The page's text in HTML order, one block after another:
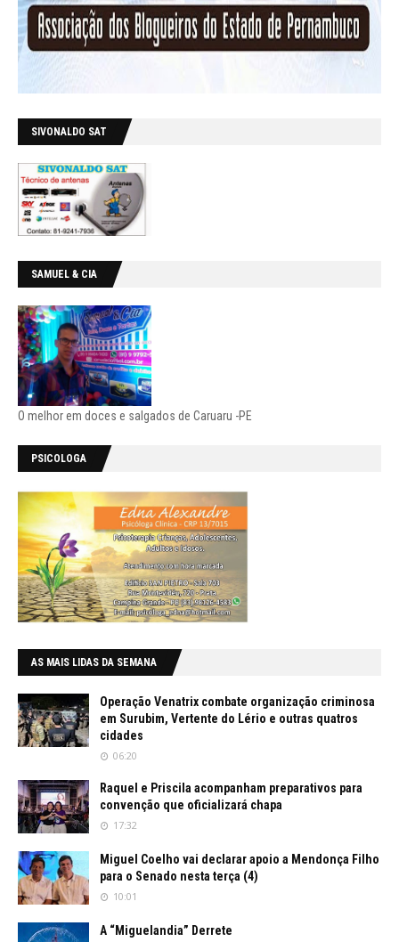
SIVONALDO SAT
SAMUEL & CIA
O melhor em doces e salgados de Caruaru -PE
PSICOLOGA
AS MAIS LIDAS DA SEMANA
Operação Venatrix combate organização criminosa
em Surubim, Vertente do Lério e outras quatros
cidades
06:20
Raquel e Priscila acompanham preparativos para
convenção que oficializará chapa
17:32
Miguel Coelho vai declarar apoio a Mendonça Filho
para o Senado nesta terça (4)
10:01
A “Miguelandia” Derrete